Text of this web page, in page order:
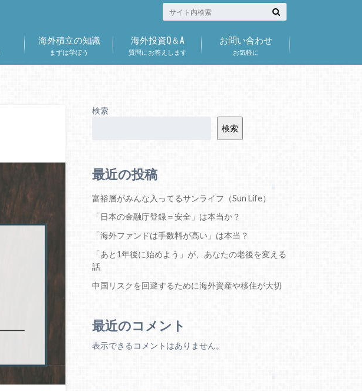
まずは学ぼう
海外積立の知識
質問にお答えします
海外投資Q＆A
お気軽に
お問い合わせ
検索
検索
最近の投稿
富裕層がみんな入ってるサンライフ（Sun Life）
「日本の金融庁登録＝安全」は本当か？
「海外ファンドは手数料が高い」は本当？
「あと1年後に始めよう」が、あなたの老後を変える
話
中国リスクを回避するために海外資産や移住が大切
最近のコメント
表示できるコメントはありません。